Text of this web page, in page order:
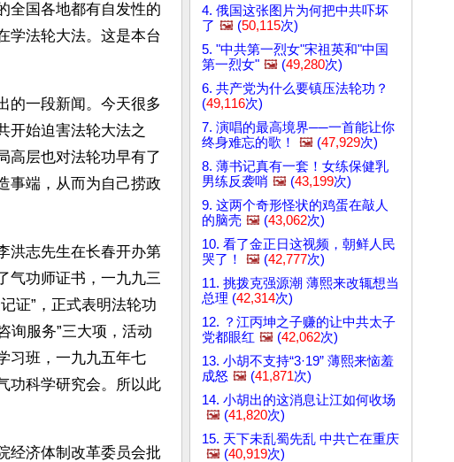
全国各地都有自发性的
学法轮大法。这是本台
的一段新闻。今天很多
开始迫害法轮大法之
高层也对法轮功早有了
事端，从而为自己捞政
洪志先生在长春开办第
气功师证书，一九九三
证”，正式表明法轮功
询服务”三大项，活动
习班，一九九五年七
功科学研究会。所以此
经济体制改革委员会批
4. 俄国这张图片为何把中共吓坏
了 🖼️ (50,115次)
5. "中共第一烈女"宋祖英和"中国
第一烈女" 🖼️ (49,280次)
6. 共产党为什么要镇压法轮功？
(49,116次)
7. 演唱的最高境界──一首能让你
终身难忘的歌！
🖼️ (47,929次)
8. 薄书记真有一套！女练保健乳
男练反袭哨 🖼️ (43,199次)
9. 这两个奇形怪状的鸡蛋在敲人
的脑壳 🖼️ (43,062次)
10. 看了金正日这视频，朝鲜人民
哭了！
🖼️ (42,777次)
11. 挑拨克强源潮 薄熙来改辄想当
总理 (42,314次)
12. ？江丙坤之子赚的让中共太子
党都眼红 🖼️ (42,062次)
13. 小胡不支持“3·19” 薄熙来恼羞
成怒 🖼️ (41,871次)
14. 小胡出的这消息让江如何收场
🖼️ (41,820次)
15. 天下未乱蜀先乱 中共亡在重庆
🖼️ (40,919次)